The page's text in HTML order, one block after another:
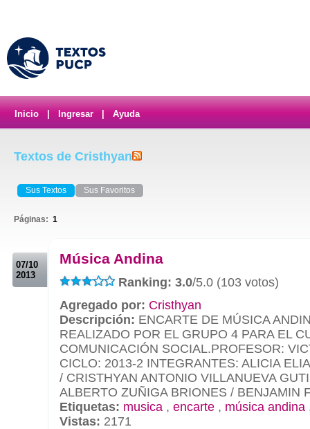
Inicio Ingresar Ayuda
Textos de Cristhyan
Sus Textos Sus Favoritos
Páginas: 1
07/10
2013
Música Andina
Ranking: 3.0/5.0 (103 votos)
Agregado por: Cristhyan
Descripción: ENCARTE DE MÚSICA
REALIZADO POR EL GRUPO 4 PARA EL
COMUNICACIÓN SOCIAL.PROFESOR:
CICLO: 2013-2 INTEGRANTES: ALICIA
/ CRISTHYAN ANTONIO VILLANUEVA
ALBERTO ZUÑIGA BRIONES / BENJAMIN
Etiquetas: musica , encarte , música andina
Vistas: 2171